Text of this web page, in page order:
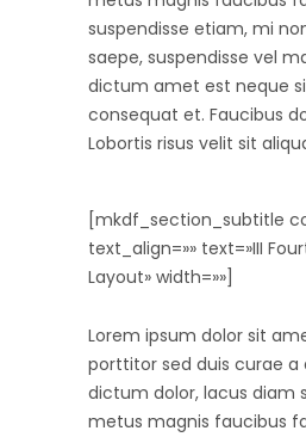
suspendisse etiam, mi
saepe, suspendisse vel
dictum amet est neque
consequat et. Faucibus
Lobortis risus velit sit
[mkdf_section_subtitle
text_align=»» text=»III
Layout» width=»»]
Lorem ipsum dolor sit
porttitor sed duis curae a
dictum dolor, lacus diam
metus magnis faucibus